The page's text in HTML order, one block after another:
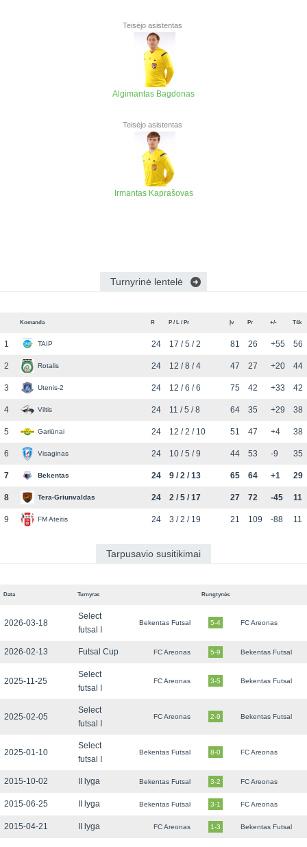
Teisėjo asistentas
Algimantas Bagdonas
Teisėjo asistentas
Irmantas Kaprašovas
Turnyrinė lentelė
Komanda R P / L / Pr Įv Pr +/- Tšk
1 TAIP 24 17 / 5 / 2 81 26 +55 56
2 Rotalis 24 12 / 8 / 4 47 27 +20 44
3 Utenis-2 24 12 / 6 / 6 75 42 +33 42
4 Viltis 24 11 / 5 / 8 64 35 +29 38
5 Gariūnai 24 12 / 2 / 10 51 47 +4 38
6 Visaginas 24 10 / 5 / 9 44 53 -9 35
7 Bekentas 24 9 / 2 / 13 65 64 +1 29
8 Tera-Griunvaldas 24 2 / 5 / 17 27 72 -45 11
9 FM Ateitis 24 3 / 2 / 19 21 109 -88 11
Tarpusavio susitikimai
Data Turnyras Rungtynės
2026-03-18
Select
futsal I
Bekentas Futsal 5-4 FC Areonas
2026-02-13 Futsal Cup FC Areonas 5-9 Bekentas Futsal
2025-11-25
Select
futsal I
FC Areonas 3-5 Bekentas Futsal
2025-02-05
Select
futsal I
FC Areonas 2-9 Bekentas Futsal
2025-01-10
Select
futsal I
Bekentas Futsal 8-0 FC Areonas
2015-10-02 II lyga Bekentas Futsal 3-2 FC Areonas
2015-06-25 II lyga Bekentas Futsal 3-1 FC Areonas
2015-04-21 II lyga FC Areonas 1-3 Bekentas Futsal